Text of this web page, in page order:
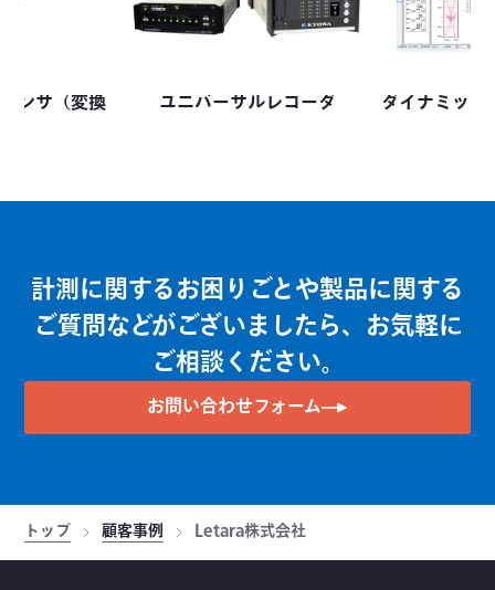
ンサ（変換 ユニバーサルレコーダ ダイナミック
計測に関するお困りごとや製品に関する
ご質問などがございましたら、お気軽に
ご相談ください。
お問い合わせフォーム
トップ 顧客事例 Letara株式会社